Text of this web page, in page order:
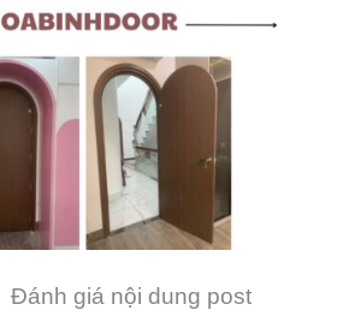
Đánh giá nội dung post